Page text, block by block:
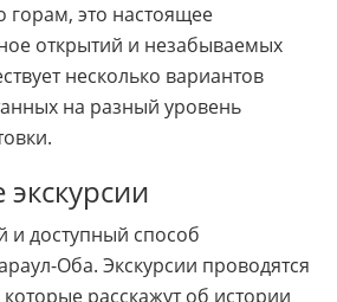
горам, это настоящее
открытий и незабываемых
несколько вариантов
на разный уровень
доступный способ
Оба. Экскурсии проводятся
расскажут об истории